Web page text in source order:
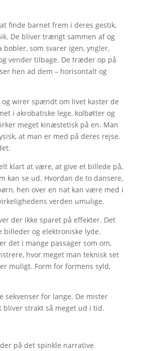
finde barnet frem i deres gestik,
De bliver trængt sammen af og
som svarer igen, yngler,
vender tilbage. De træder op på
hen ad dem – horisontalt og
wirer spændt om livet kaster de
i akrobatiske lege, kolbøtter og
meget kinæstetisk på en. Man
at man er med på deres rejse.
klart at være, at give et billede på,
kan se ud. Hvordan de to dansere,
hen over en nat kan være med i
verden umulige.
der ikke sparet på effekter. Det
billeder og elektroniske lyde.
det i mange passager som om,
hvor meget man teknisk set
muligt. Form for formens syld,
sekvenser for lange. De mister
bliver strakt så meget ud i tid.
på det spinkle narrative